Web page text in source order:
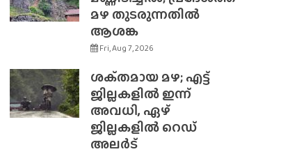
മഴ തുടരുന്നതിൽ
ആശങ്ക
Fri, Aug 7, 2026
ശക്‌തമായ മഴ; എട്ട്
ജില്ലകളിൽ ഇന്ന്
അവധി, ഏഴ്
ജില്ലകളിൽ റെഡ്
അലർട്